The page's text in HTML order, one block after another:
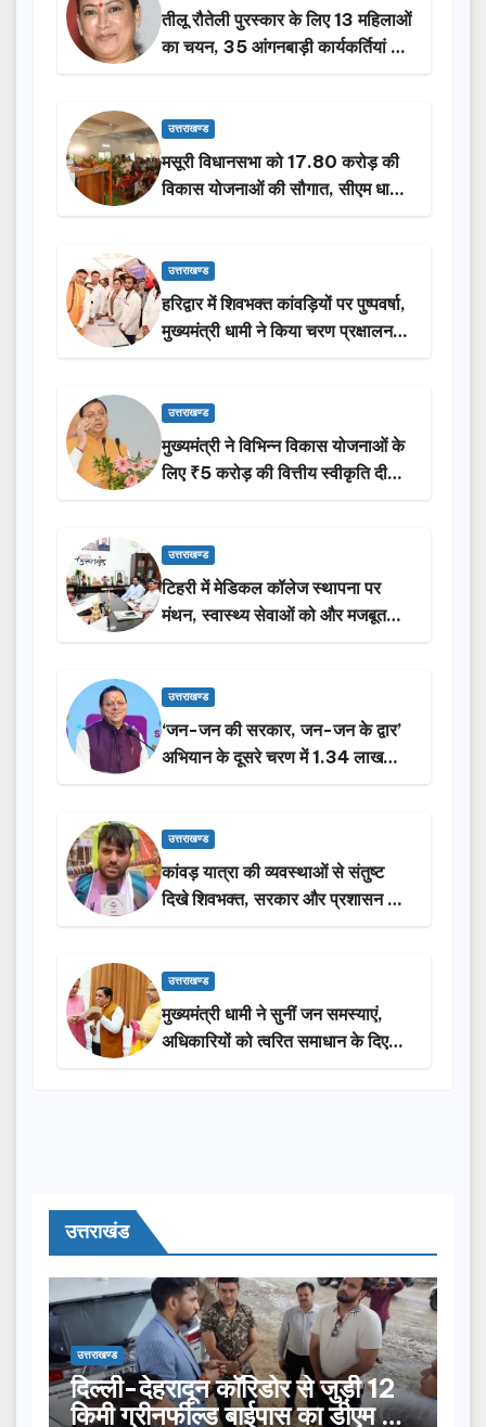
तीलू रौतेली पुरस्कार के लिए 13 महिलाओं
का चयन, 35 आंगनबाड़ी कार्यकर्तियां भी
होंगी सम्मानित…
उत्तराखण्ड
मसूरी विधानसभा को 17.80 करोड़ की
विकास योजनाओं की सौगात, सीएम धामी
ने किया लोकार्पण-शिलान्यास.
उत्तराखण्ड
हरिद्वार में शिवभक्त कांवड़ियों पर पुष्पवर्षा,
मुख्यमंत्री धामी ने किया चरण प्रक्षालन…
उत्तराखण्ड
मुख्यमंत्री ने विभिन्न विकास योजनाओं के
लिए ₹5 करोड़ की वित्तीय स्वीकृति दी…
उत्तराखण्ड
टिहरी में मेडिकल कॉलेज स्थापना पर
मंथन, स्वास्थ्य सेवाओं को और मजबूत
करेगी सरकार: मुख्यमंत्री धामी…
उत्तराखण्ड
‘जन-जन की सरकार, जन-जन के द्वार’
अभियान के दूसरे चरण में 1.34 लाख
लोगों की भागीदारी…
उत्तराखण्ड
कांवड़ यात्रा की व्यवस्थाओं से संतुष्ट
दिखे शिवभक्त, सरकार और प्रशासन की
सराहना…
उत्तराखण्ड
मुख्यमंत्री धामी ने सुनीं जन समस्याएं,
अधिकारियों को त्वरित समाधान के दिए
निर्देश
उत्तराखंड
उत्तराखण्ड
दिल्ली-देहरादून कॉरिडोर से जुड़ी 12
किमी ग्रीनफील्ड बाईपास का डीएम ने